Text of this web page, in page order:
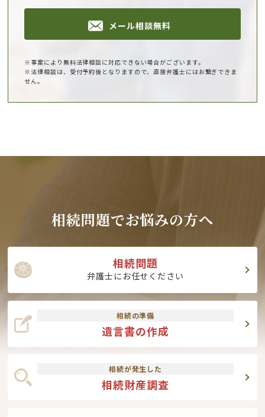
メール相談無料
※事案により無料法律相談に対応できない場合がございます。
※法律相談は、受付予約後となりますので、直接弁護士にはお繋ぎできま
せん。
相続問題でお悩みの方へ
相続問題
弁護士にお任せください
相続の準備
遺言書の作成
相続が発生した
相続財産調査